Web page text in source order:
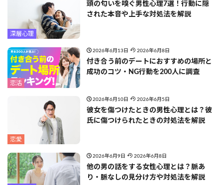
深層心理
頭の匂いを嗅ぐ男性心理7選！行動に隠
された本音や上手な対処法を解説
恋活
2026年6月13日 2026年6月8日
付き合う前のデートにおすすめの場所と
成功のコツ・NG行動を200人に調査
恋愛
2026年6月10日 2026年6月5日
彼女を傷つけたときの男性心理とは？彼
氏に傷つけられたときの対処法を解説
2026年6月9日 2026年6月8日
他の男の話をする女性心理とは？脈あ
り・脈なしの見分け方や対処法を解説